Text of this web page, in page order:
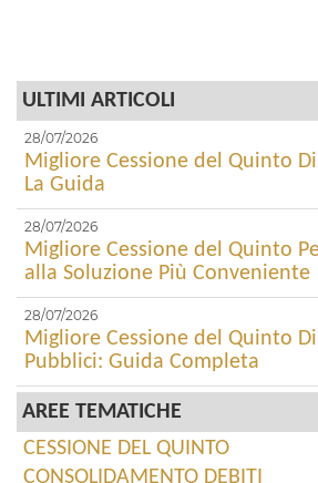
ULTIMI ARTICOLI
28/07/2026
Migliore Cessione del Quinto
La Guida
28/07/2026
Migliore Cessione del Quinto
alla Soluzione Più Conveniente
28/07/2026
Migliore Cessione del Quinto
Pubblici: Guida Completa
AREE TEMATICHE
CESSIONE DEL QUINTO
CONSOLIDAMENTO DEBITI